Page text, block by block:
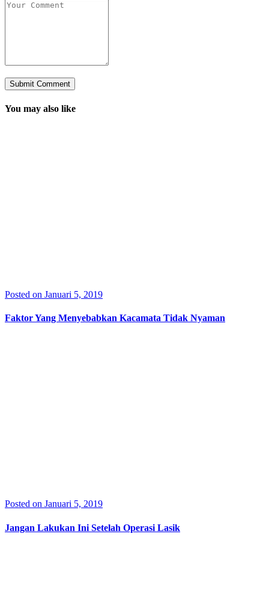
You may also like
Posted on Januari 5, 2019
Faktor Yang Menyebabkan Kacamata Tidak Nyaman
Posted on Januari 5, 2019
Jangan Lakukan Ini Setelah Operasi Lasik